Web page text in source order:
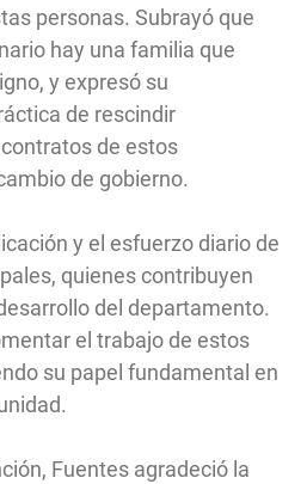
personas. Subrayó que
hay una familia que
y expresó su
de rescindir
de estos
de gobierno.
y el esfuerzo diario de
quienes contribuyen
del departamento.
el trabajo de estos
su papel fundamental en
Fuentes agradeció la